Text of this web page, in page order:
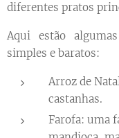
diferentes pratos
Aqui estão
simples e baratos:
Arroz de
castanhas.
Farofa: uma